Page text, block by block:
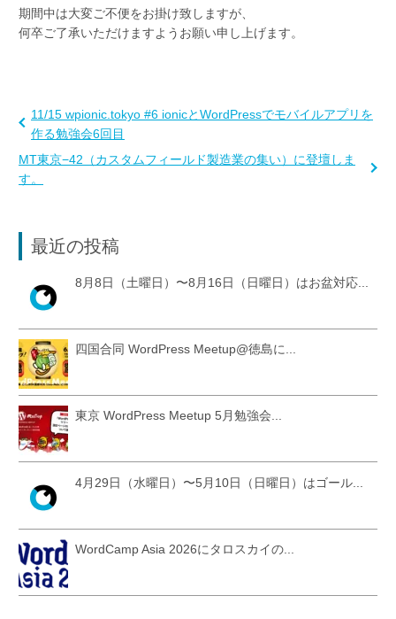
期間中は大変ご不便をお掛け致しますが、
何卒ご了承いただけますようお願い申し上げます。
11/15 wpionic.tokyo #6 ionicとWordPressでモバイルアプリを
作る勉強会6回目
MT東京−42（カスタムフィールド製造業の集い）に登壇しま
す。
最近の投稿
8月8日（土曜日）〜8月16日（日曜日）はお盆対応...
四国合同 WordPress Meetup@徳島に...
東京 WordPress Meetup 5月勉強会...
4月29日（水曜日）〜5月10日（日曜日）はゴール...
WordCamp Asia 2026にタロスカイの...